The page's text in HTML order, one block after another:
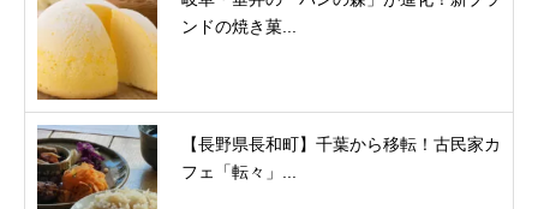
ンドの焼き菓...
【長野県長和町】千葉から移転！古民家カ
フェ「転々」...